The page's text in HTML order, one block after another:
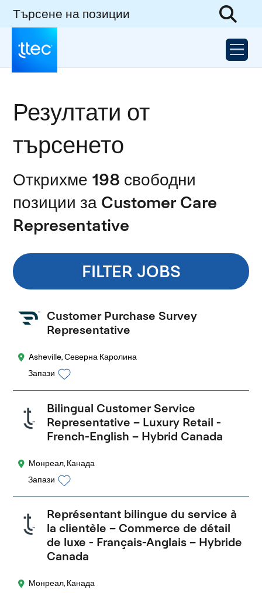
Търсене на позиции
Резултати от
търсенето
Открихме 198 свободни
позиции за Customer Care
Representative
FILTER JOBS
Customer Purchase Survey
Representative
Asheville, Северна Каролина
Запази
Bilingual Customer Service
Representative – Luxury Retail -
French-English – Hybrid Canada
Монреал, Канада
Запази
Représentant bilingue du service à
la clientèle – Commerce de détail
de luxe - Français-Anglais – Hybride
Canada
Монреал, Канада